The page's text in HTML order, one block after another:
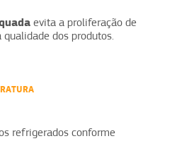
evita a proliferação de
dos produtos.
refrigerados conforme